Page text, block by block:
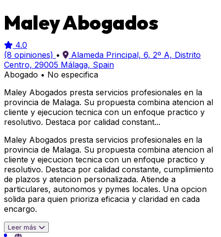
Maley Abogados
4.0
(8 opiniones) •
Alameda Principal, 6, 2º A, Distrito
Centro, 29005 Málaga, Spain
Abogado • No especifica
Maley Abogados presta servicios profesionales en la
provincia de Malaga. Su propuesta combina atencion al
cliente y ejecucion tecnica con un enfoque practico y
resolutivo. Destaca por calidad constant...
Maley Abogados presta servicios profesionales en la
provincia de Malaga. Su propuesta combina atencion al
cliente y ejecucion tecnica con un enfoque practico y
resolutivo. Destaca por calidad constante, cumplimiento
de plazos y atencion personalizada. Atiende a
particulares, autonomos y pymes locales. Una opcion
solida para quien prioriza eficacia y claridad en cada
encargo.
Leer más